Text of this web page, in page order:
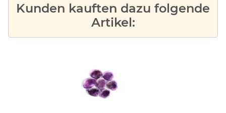
Kunden kauften dazu folgende
Artikel: